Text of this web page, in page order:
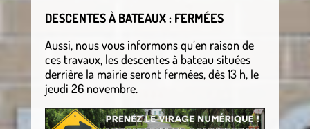
DESCENTES À BATEAUX : FERMÉES
Aussi, nous vous informons qu’en raison de
ces travaux, les descentes à bateau situées
derrière la mairie seront fermées, dès 13 h, le
jeudi 26 novembre.